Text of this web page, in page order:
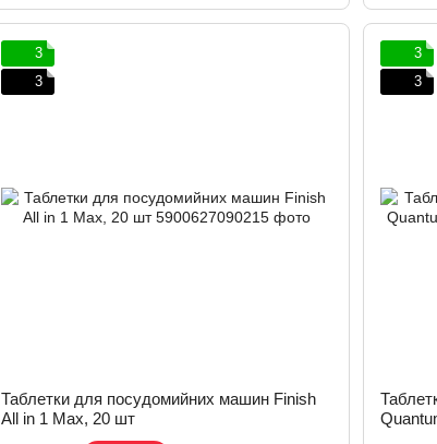
3
3
Таблетки для посудомийних машин Finish
All in 1 Max, 20 шт
3
3